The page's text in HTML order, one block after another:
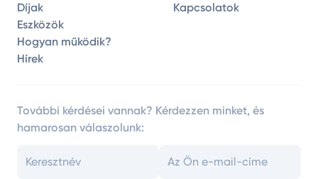
Díjak
Eszközök
Hogyan működik?
Hírek
Kapcsolatok
További kérdései vannak? Kérdezzen minket, és
hamarosan válaszolunk: